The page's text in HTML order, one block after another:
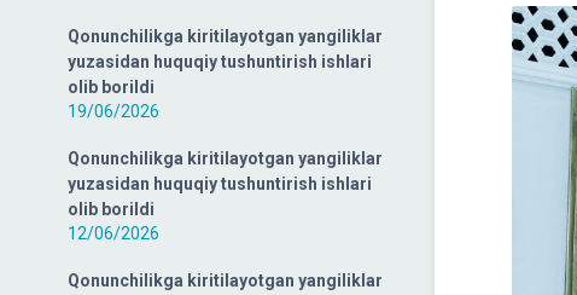
Qonunchilikga kiritilayotgan yangiliklar
yuzasidan huquqiy tushuntirish ishlari
olib borildi
19/06/2026
Qonunchilikga kiritilayotgan yangiliklar
yuzasidan huquqiy tushuntirish ishlari
olib borildi
12/06/2026
Qonunchilikga kiritilayotgan yangiliklar